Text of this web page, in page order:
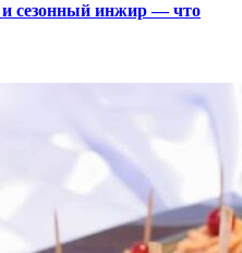
сезонный инжир — что